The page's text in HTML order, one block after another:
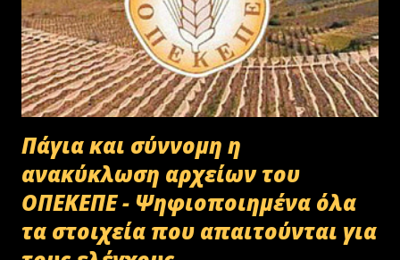
Πάγια και σύννομη η
ανακύκλωση αρχείων του
ΟΠΕΚΕΠΕ - Ψηφιοποιημένα όλα
τα στοιχεία που απαιτούνται για